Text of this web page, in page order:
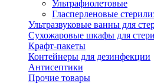
Ультрафиолетовые
Гласперленовые
Ультразвуковые ванны для
Сухожаровые шкафы для
Крафт-пакеты
Контейнеры для дезинфекции
Антисептики
Прочие товары